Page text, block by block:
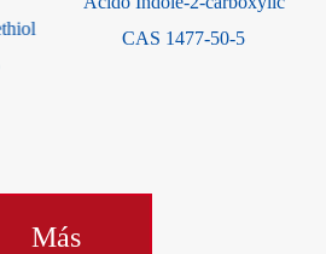
CAS 1477-50-5
Más